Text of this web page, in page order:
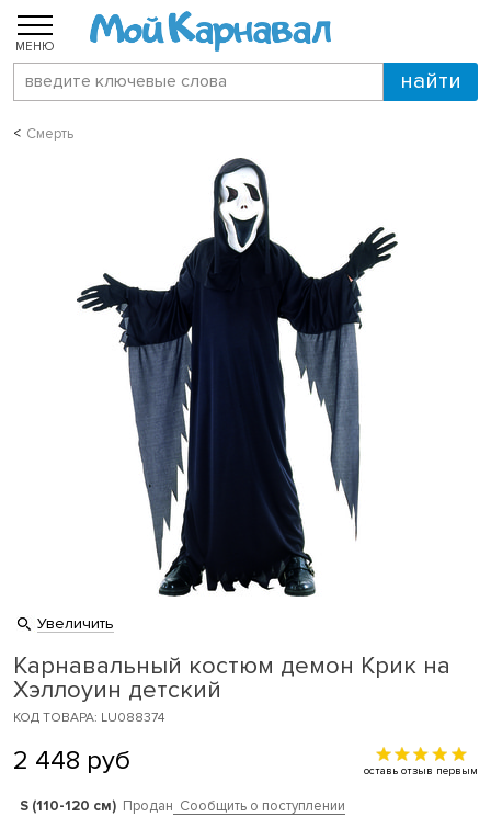
МЕНЮ
Смерть
Увеличить
Карнавальный костюм демон Крик на
Хэллоуин детский
КОД ТОВАРА: LU088374
2 448 руб оставь отзыв первым
S (110-120 см) Продан Сообщить о поступлении